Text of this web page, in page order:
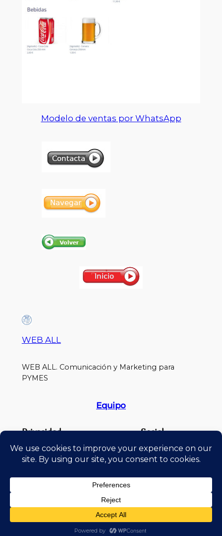
Modelo de ventas por WhatsApp
WEB ALL
WEB ALL. Comunicación y Marketing para
PYMES
Equipo
Privacidad
Política de Privacidad
Términos y condiciones de uso
Social
Cursos
Blog
Diseñado por weball.es